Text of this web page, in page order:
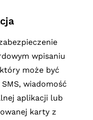
wpisaniu
może być
wiadomość
aplikacji lub
karty z